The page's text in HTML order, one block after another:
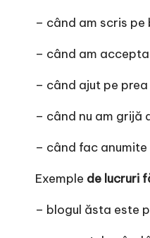
– când am scris
– când am
– când ajut pe
– când nu am grijă
– când fac
Exemple de lucruri
– blogul ăsta este